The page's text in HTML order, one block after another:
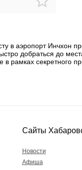
в аэропорт Инчхон
добраться до
рамках секретного
Сайты
Новости
Афиша